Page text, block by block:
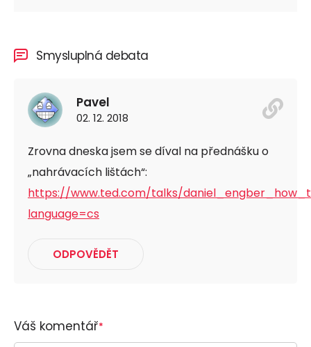
Smysluplná debata
Pavel
02. 12. 2018
Zrovna dneska jsem se díval na přednášku o
„nahrávacích lištách“:
https://www.ted.com/talks/
language=cs
ODPOVĚDĚT
Váš komentář*